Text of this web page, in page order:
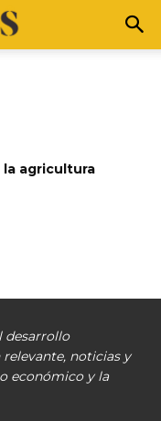
la agricultura
desarrollo
noticias y
económico y la